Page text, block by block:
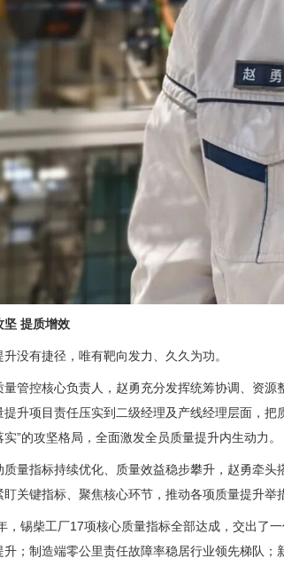
坚 提质增效
升没有捷径，唯有靶向发力、久久为功。
量管控核心负责人，赵勇充分发挥统筹协调、资
提升项目责任压实到二级经理及产线经理层面，
”的攻坚格局，全面激发全员质量提升内生动力。
质量指标持续优化、质量效益稳步攀升，赵勇牵
盯关键指标、聚焦核心环节，推动各项质量提升举
，锡柴工厂17项核心质量指标全部达成，交出了
升；制造端零公里责任故障率稳居行业领先梯队；